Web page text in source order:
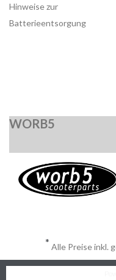
Hinweise zur
Batterieentsorgung
WORB5
* Alle Preise inkl.